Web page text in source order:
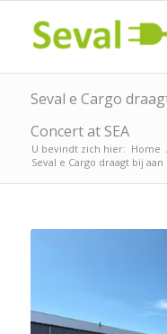
Seval e Cargo
Concert at SEA
U bevindt zich hier: Home
Seval e Cargo draagt bij